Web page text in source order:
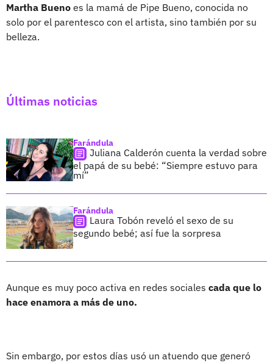
Martha Bueno es la mamá de Pipe Bueno, conocida no
solo por el parentesco con el artista, sino también por su
belleza.
Últimas noticias
Farándula
Juliana Calderón cuenta la verdad sobre
el papá de su bebé: “Siempre estuvo para
mí”
Farándula
Laura Tobón reveló el sexo de su
segundo bebé; así fue la sorpresa
Aunque es muy poco activa en redes sociales cada que lo
hace enamora a más de uno.
Sin embargo, por estos días usó un atuendo que generó